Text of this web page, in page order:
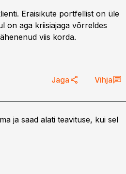
Eraisikute portfellist on üle
on aga kriisiajaga võrreldes
viis korda.
Jaga Vihja
ja saad alati teavituse, kui sel